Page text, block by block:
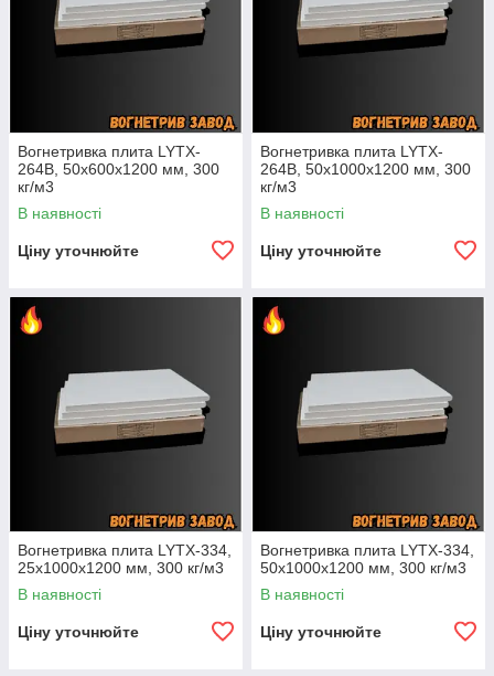
Вогнетривка плита LYTX-
264B, 50х600х1200 мм, 300
кг/м3
В наявності
Ціну уточнюйте
Вогнетривка плита LYTX-
264B, 50х1000х1200 мм, 300
кг/м3
В наявності
Ціну уточнюйте
Вогнетривка плита LYTX-334,
25х1000х1200 мм, 300 кг/м3
В наявності
Ціну уточнюйте
Вогнетривка плита LYTX-334,
50х1000х1200 мм, 300 кг/м3
В наявності
Ціну уточнюйте